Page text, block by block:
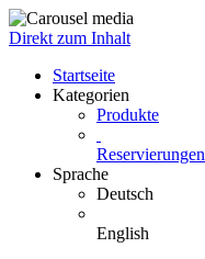
Direkt zum Inhalt
Startseite
Kategorien
Produkte
Reservierungen
Sprache
Deutsch
English